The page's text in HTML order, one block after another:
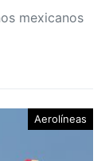
mexicanos
Aerolíneas